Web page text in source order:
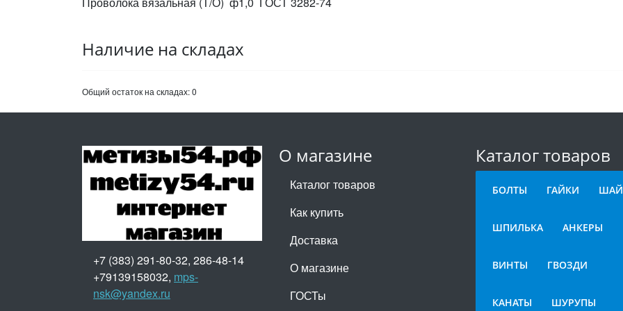
Наличие на складах
Общий остаток на складах:0
О магазине
Каталог товаров
Как купить
Доставка
О магазине
ГОСТы
Каталог товаров
БОЛТЫ ГАЙКИ
ШПИЛЬКА АНКЕРЫ
ВИНТЫ ГВОЗДИ
КАНАТЫ ШУРУПЫ
+7 (383) 291-80-32, 286-48-14
+79139158032, mps-
nsk@yandex.ru